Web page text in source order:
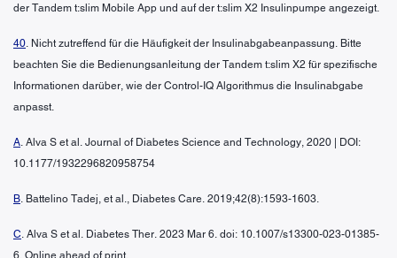
der Tandem t:slim Mobile App und auf der t:slim X2 Insulinpumpe angezeigt.
40. Nicht zutreffend für die Häufigkeit der Insulinabgabeanpassung. Bitte
beachten Sie die Bedienungsanleitung der Tandem t:slim X2 für spezifische
Informationen darüber, wie der Control-IQ Algorithmus die Insulinabgabe
anpasst.
A. Alva S et al. Journal of Diabetes Science and Technology, 2020 | DOI:
10.1177/1932296820958754
B. Battelino Tadej, et al., Diabetes Care. 2019;42(8):1593-1603.
C. Alva S et al. Diabetes Ther. 2023 Mar 6. doi: 10.1007/s13300-023-01385-
6. Online ahead of print.